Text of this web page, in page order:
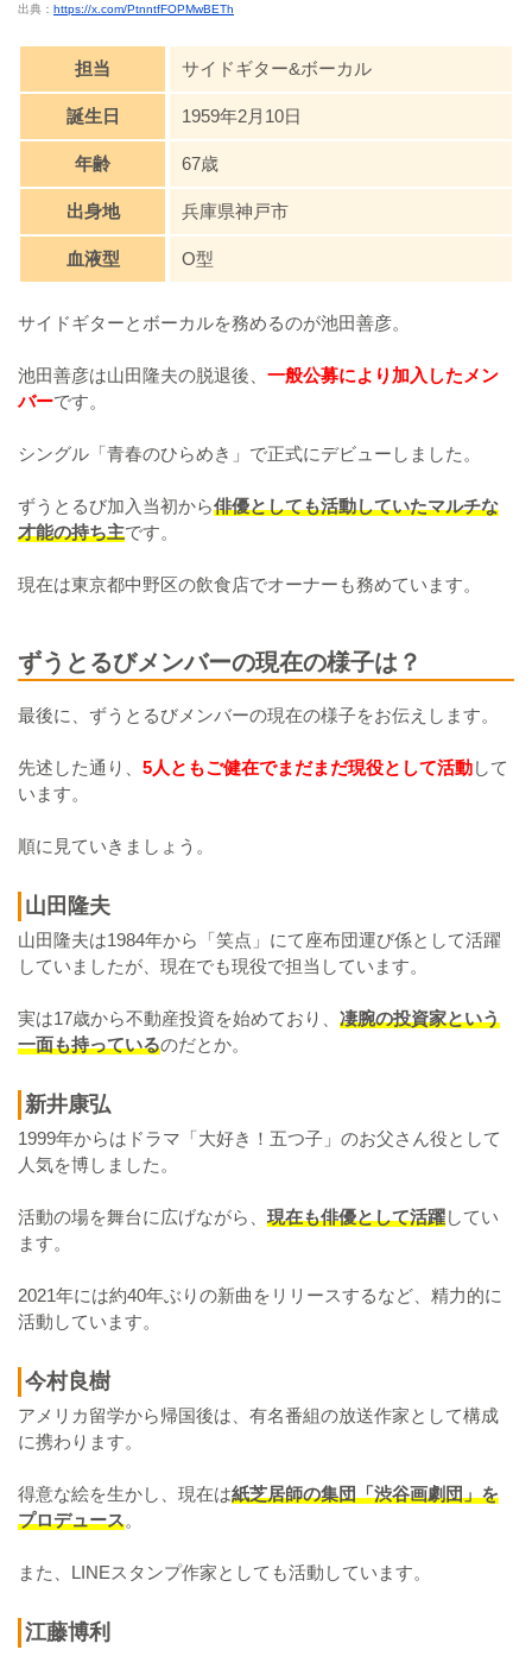
出典： https://x.com/PtnntfFOPMwBETh
担当 サイドギター&ボーカル
誕生日 1959年2月10日
年齢 67歳
出身地 兵庫県神戸市
血液型 O型
サイドギターとボーカルを務めるのが池田善彦。
池田善彦は山田隆夫の脱退後、 一般公募により加入したメン
バーです。
シングル「青春のひらめき」で正式にデビューしました。
ずうとるび加入当初から俳優としても活動していたマルチな
才能の持ち主です。
現在は東京都中野区の飲食店でオーナーも務めています。
ずうとるびメンバーの現在の様子は？
最後に、ずうとるびメンバーの現在の様子をお伝えします。
先述した通り、 5人ともご健在でまだまだ現役として活動して
います。
順に見ていきましょう。
山田隆夫
山田隆夫は1984年から「笑点」にて座布団運び係として活躍
していましたが、現在でも現役で担当しています。
実は17歳から不動産投資を始めており、 凄腕の投資家という
一面も持っているのだとか。
新井康弘
1999年からはドラマ「大好き！五つ子」のお父さん役として
人気を博しました。
活動の場を舞台に広げながら、 現在も俳優として活躍してい
ます。
2021年には約40年ぶりの新曲をリリースするなど、精力的に
活動しています。
今村良樹
アメリカ留学から帰国後は、有名番組の放送作家として構成
に携わります。
得意な絵を生かし、現在は紙芝居師の集団「渋谷画劇団」を
プロデュース。
また、LINEスタンプ作家としても活動しています。
江藤博利